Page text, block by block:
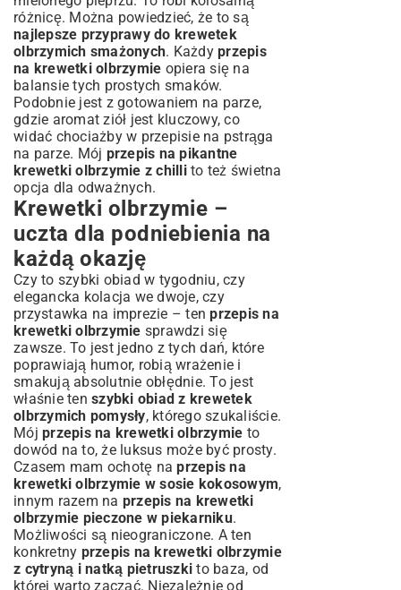
różnicę. Można powiedzieć, że to są
najlepsze przyprawy do krewetek
olbrzymich smażonych. Każdy przepis
na krewetki olbrzymie opiera się na
balansie tych prostych smaków.
Podobnie jest z gotowaniem na parze,
gdzie aromat ziół jest kluczowy, co
widać chociażby w przepisie na pstrąga
na parze. Mój przepis na pikantne
krewetki olbrzymie z chillito też świetna
opcja dla odważnych.
Krewetki olbrzymie –
uczta dla podniebienia na
każdą okazję
Czy to szybki obiad w tygodniu, czy
elegancka kolacja we dwoje, czy
przystawka na imprezie – tenprzepis na
krewetki olbrzymie sprawdzi się
zawsze. To jest jedno z tych dań, które
poprawiają humor, robią wrażenie i
smakują absolutnie obłędnie. To jest
właśnie ten szybki obiad z krewetek
olbrzymich pomysły, którego szukaliście.
Mój przepis na krewetki olbrzymie to
dowód na to, że luksus może być prosty.
Czasem mam ochotę naprzepis na
krewetki olbrzymie w sosie kokosowym,
innym razem na przepis na krewetki
olbrzymie pieczone w piekarniku.
Możliwości są nieograniczone. A ten
konkretny przepis na krewetki olbrzymie
z cytryną i natką pietruszki to baza, od
której warto zacząć. Niezależnie od